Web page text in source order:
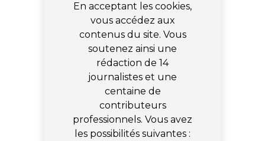
En acceptant les cookies,
vous accédez aux
contenus du site. Vous
soutenez ainsi une
rédaction de 14
journalistes et une
centaine de
contributeurs
professionnels. Vous avez
les possibilités suivantes :